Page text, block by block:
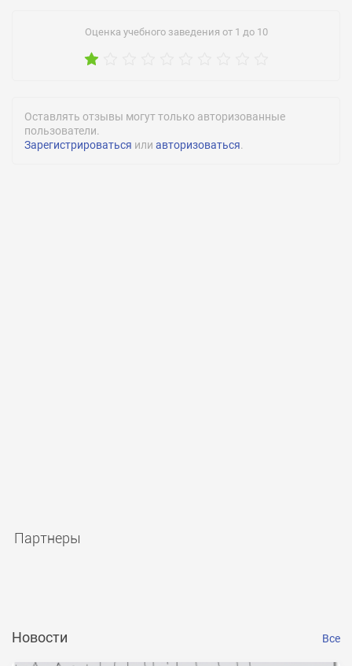
Медицинское обслуживание:
Есть
Спортивные секции:
Оценка учебного заведения от 1 до 10
Оставлять отзывы могут только авторизованные
пользователи.
Зарегистрироваться или авторизоваться.
Партнеры